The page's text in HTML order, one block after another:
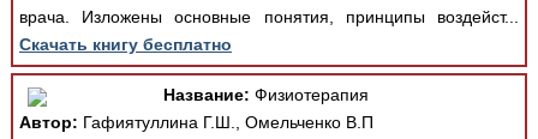
врача. Изложены основные понятия, принципы воздейст...
Скачать книгу бесплатно
Название: Физиотерапия
Автор: Гафиятуллина Г.Ш., Омельченко В.П